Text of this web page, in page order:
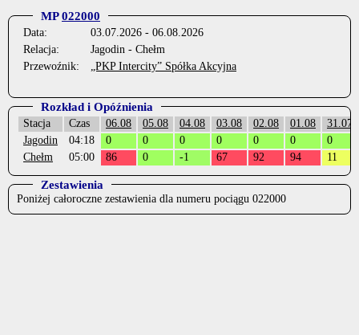
MP022000
Data:
03.07.2026 - 06.08.2026
Relacja:
Jagodin - Chełm
Przewoźnik:
„PKP Intercity” Spółka Akcyjna
Rozkład i Opóźnienia
Stacja Czas 06.08 05.08 04.08 03.08 02.08 01.08
31.07
Jagodin
04:18 0 0 0 0 0 0
0
Chełm
05:00 86 0 -1 67 92 94 11
Zestawienia
Poniżej całoroczne zestawienia dla numeru pociągu 022000